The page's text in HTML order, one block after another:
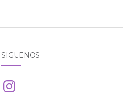
SÍGUENOS
Instagram